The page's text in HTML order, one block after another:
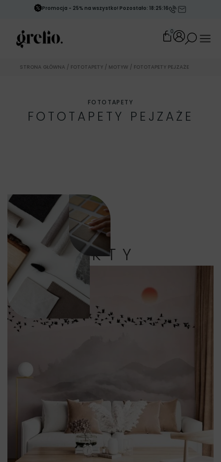
Promocja - 25% na wszystko! Pozostało: 18:25:13
0
STRONA GŁÓWNA / FOTOTAPETY / MOTYW / FOTOTAPETY PEJZAŻE
FOTOTAPETY
FOTOTAPETY PEJZAŻE
PRODUKTY